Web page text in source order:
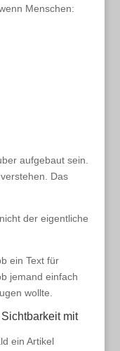
Menschen:
aufgebaut sein.
Das
der eigentliche
ein Text für
jemand einfach
wollte.
mit
ein Artikel